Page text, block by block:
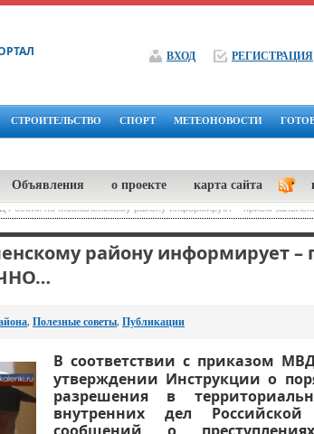
ВХОД РЕГИСТРАЦИЯ
СТРОИТЕЛЬСТВО СПОРТ МЕТЕОНОВОСТИ
Объявления о проекте карта сайта
по Москаленскому району информирует – прием
району информирует –
, Полезные советы, Публикации
В соответствии с приказом
утверждении Инструкции о
разрешения в
внутренних дел